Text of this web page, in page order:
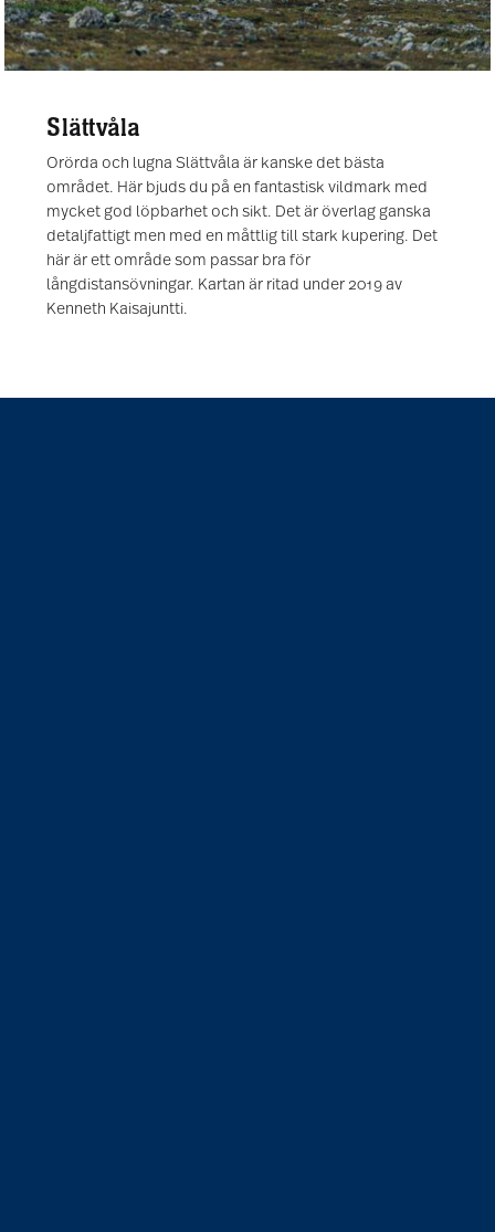
Slättvåla
Orörda och lugna Slättvåla är kanske det bästa
området. Här bjuds du på en fantastisk vildmark med
mycket god löpbarhet och sikt. Det är överlag ganska
detaljfattigt men med en måttlig till stark kupering. Det
här är ett område som passar bra för
långdistansövningar. Kartan är ritad under 2019 av
Kenneth Kaisajuntti.